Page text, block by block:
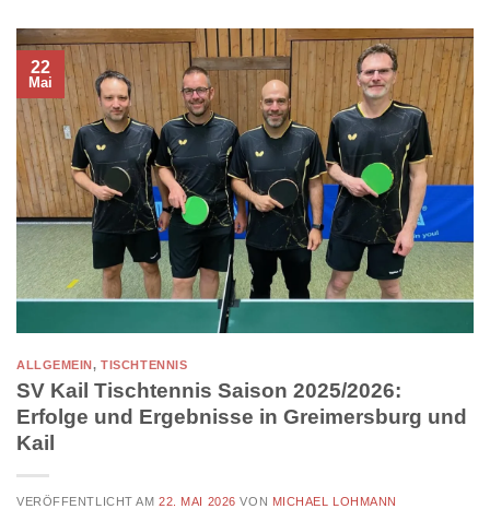
22
Mai
ALLGEMEIN,TISCHTENNIS
SV Kail Tischtennis Saison 2025/2026:
Erfolge und Ergebnisse in Greimersburg und
Kail
VERÖFFENTLICHT AM22. MAI 2026 VON MICHAEL LOHMANN